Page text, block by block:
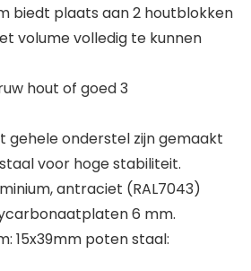
biedt plaats aan 2 houtblokken
volume volledig te kunnen
hout of goed 3
gehele onderstel zijn gemaakt
voor hoge stabiliteit.
antraciet (RAL7043)
6 mm.
15x39mm poten staal: